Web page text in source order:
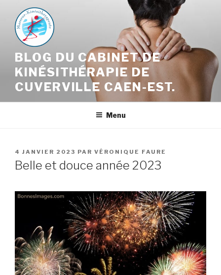
contenu
principal
BLOG DU CABINET DE
KINÉSITHÉRAPIE DE
CUVERVILLE CAEN-EST.
Menu
PUBLIÉ
LE
4 JANVIER 2023 PAR VÉRONIQUE FAURE
Belle et douce année 2023